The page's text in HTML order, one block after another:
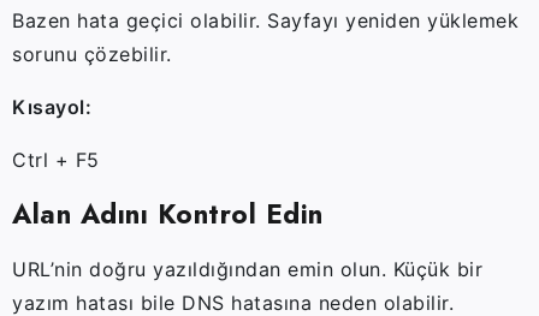
Bazen hata geçici olabilir. Sayfayı yeniden yüklemek
sorunu çözebilir.
Kısayol:
Ctrl + F5
Alan Adını Kontrol Edin
URL’nin doğru yazıldığından emin olun. Küçük bir
yazım hatası bile DNS hatasına neden olabilir.